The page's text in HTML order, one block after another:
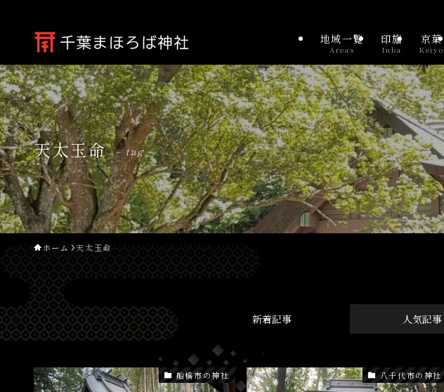
地域一覧
Areas
印旛
Inba
京葉
Keiyo
天太玉命 – tag –
ホーム 天太玉命
新着記事 人気記事
船橋市の神社 八千代市の神社